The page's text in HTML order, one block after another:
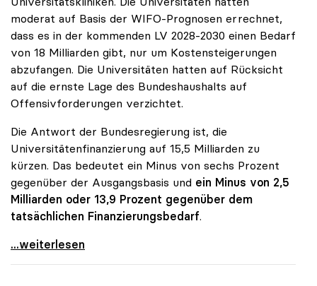
moderat auf Basis der WIFO-Prognosen errechnet,
dass es in der kommenden LV 2028-2030 einen Bedarf
von 18 Milliarden gibt, nur um Kostensteigerungen
abzufangen. Die Universitäten hatten auf Rücksicht
auf die ernste Lage des Bundeshaushalts auf
Offensivforderungen verzichtet.
Die Antwort der Bundesregierung ist, die
Universitätenfinanzierung auf 15,5 Milliarden zu
kürzen. Das bedeutet ein Minus von sechs Prozent
gegenüber der Ausgangsbasis und ein Minus von 2,5
Milliarden oder 13,9 Prozent gegenüber dem
tatsächlichen Finanzierungsbedarf.
\"Österreich ist für die heimischen Universitäten
...weiterlesen